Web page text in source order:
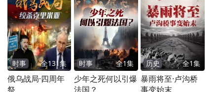
时事 全131集
俄乌战局·四周年
祭
时事 全1集
少年之死何以引爆
法国？
历史 全1集
暴雨将至·卢沟桥
事变始末